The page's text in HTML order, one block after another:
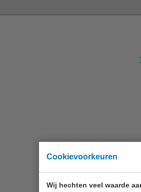
Cookievoorkeuren
Wij hechten veel waarde